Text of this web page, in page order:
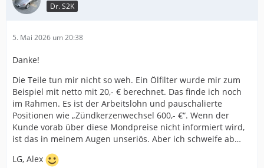
Dr. S2K
5. Mai 2026 um 20:38
Danke!
Die Teile tun mir nicht so weh. Ein Ölfilter wurde mir zum
Beispiel mit netto mit 20,- € berechnet. Das finde ich noch
im Rahmen. Es ist der Arbeitslohn und pauschalierte
Positionen wie „Zündkerzenwechsel 600,- €“. Wenn der
Kunde vorab über diese Mondpreise nicht informiert wird,
ist das in meinem Augen unseriös. Aber ich schweife ab…
LG, Alex